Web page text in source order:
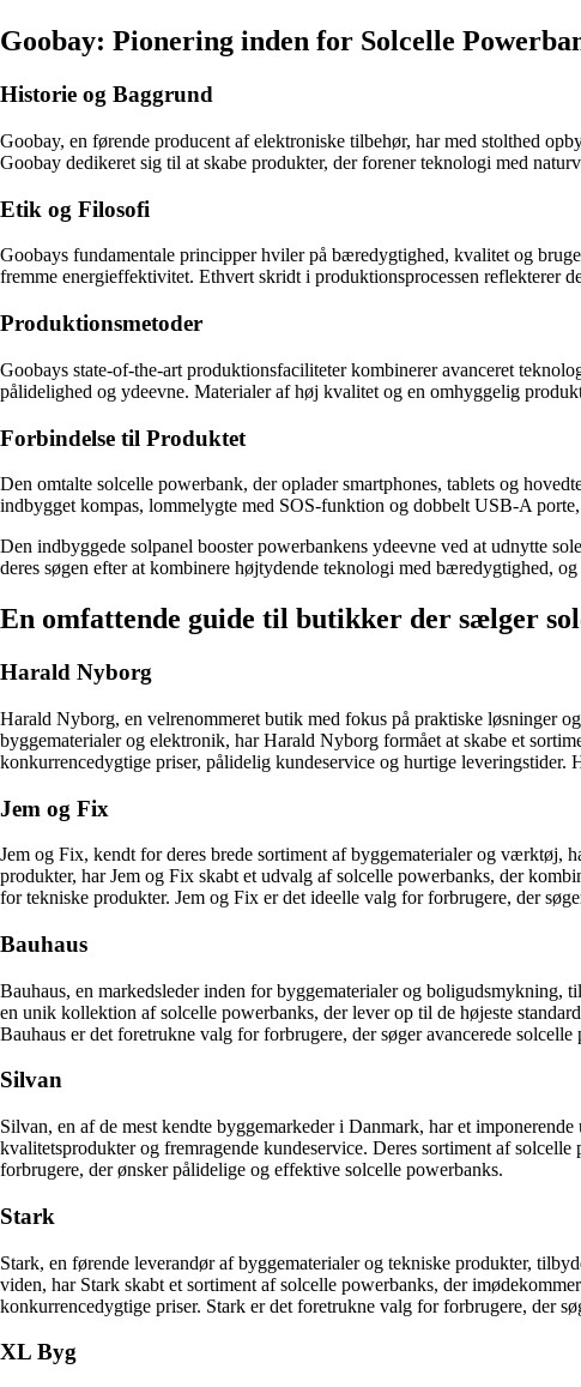
Goobay: Pionering inden for Solcelle
Historie og Baggrund
Goobay, en førende producent af elektroniske tilbehør, har med stolthed
Goobay dedikeret sig til at skabe produkter, der forener teknologi med
Etik og Filosofi
Goobays fundamentale principper hviler på bæredygtighed, kvalitet og
fremme energieffektivitet. Ethvert skridt i produktionsprocessen reflekterer
Produktionsmetoder
Goobays state-of-the-art produktionsfaciliteter kombinerer avanceret
pålidelighed og ydeevne. Materialer af høj kvalitet og en omhyggelig
Forbindelse til Produktet
Den omtalte solcelle powerbank, der oplader smartphones, tablets og
indbygget kompas, lommelygte med SOS-funktion og dobbelt USB-A
Den indbyggede solpanel booster powerbankens ydeevne ved at udnytte
deres søgen efter at kombinere højtydende teknologi med bæredygtighed,
En omfattende guide til butikker der sælger
Harald Nyborg
Harald Nyborg, en velrenommeret butik med fokus på praktiske løsninger
byggematerialer og elektronik, har Harald Nyborg formået at skabe et
konkurrencedygtige priser, pålidelig kundeservice og hurtige
Jem og Fix
Jem og Fix, kendt for deres brede sortiment af byggematerialer og værktøj,
produkter, har Jem og Fix skabt et udvalg af solcelle powerbanks, der
for tekniske produkter. Jem og Fix er det ideelle valg for forbrugere, der
Bauhaus
Bauhaus, en markedsleder inden for byggematerialer og boligudsmykning,
en unik kollektion af solcelle powerbanks, der lever op til de højeste
Bauhaus er det foretrukne valg for forbrugere, der søger avancerede
Silvan
Silvan, en af de mest kendte byggemarkeder i Danmark, har et
kvalitetsprodukter og fremragende kundeservice. Deres sortiment af
forbrugere, der ønsker pålidelige og effektive solcelle powerbanks.
Stark
Stark, en førende leverandør af byggematerialer og tekniske produkter,
viden, har Stark skabt et sortiment af solcelle powerbanks, der
konkurrencedygtige priser. Stark er det foretrukne valg for forbrugere, der
XL Byg